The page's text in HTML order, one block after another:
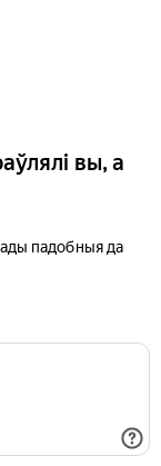
вы, а
падобныя да